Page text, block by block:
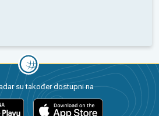
su također dostupni na